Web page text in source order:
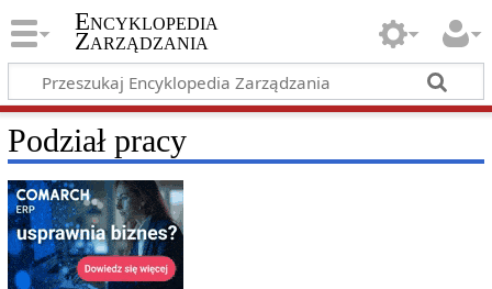
Encyklopedia
Zarządzania
Podział pracy